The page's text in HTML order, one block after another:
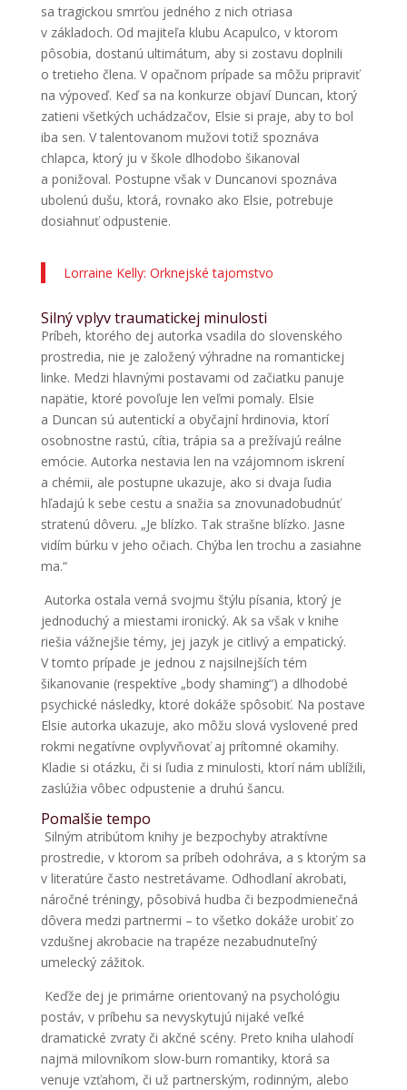
sa tragickou smrťou jedného z nich otriasa
v základoch. Od majiteľa klubu Acapulco, v ktorom
pôsobia, dostanú ultimátum, aby si zostavu doplnili
o tretieho člena. V opačnom prípade sa môžu pripraviť
na výpoveď. Keď sa na konkurze objaví Duncan, ktorý
zatieni všetkých uchádzačov, Elsie si praje, aby to bol
iba sen. V talentovanom mužovi totiž spoznáva
chlapca, ktorý ju v škole dlhodobo šikanoval
a ponižoval. Postupne však v Duncanovi spoznáva
ubolenú dušu, ktorá, rovnako ako Elsie, potrebuje
dosiahnuť odpustenie.
Lorraine Kelly: Orknejské tajomstvo
Silný vplyv traumatickej minulosti
Príbeh, ktorého dej autorka vsadila do slovenského
prostredia, nie je založený výhradne na romantickej
linke. Medzi hlavnými postavami od začiatku panuje
napätie, ktoré povoľuje len veľmi pomaly. Elsie
a Duncan sú autentickí a obyčajní hrdinovia, ktorí
osobnostne rastú, cítia, trápia sa a prežívajú reálne
emócie. Autorka nestavia len na vzájomnom iskrení
a chémii, ale postupne ukazuje, ako si dvaja ľudia
hľadajú k sebe cestu a snažia sa znovunadobudnúť
stratenú dôveru. „Je blízko. Tak strašne blízko. Jasne
vidím búrku v jeho očiach. Chýba len trochu a zasiahne
ma.“
Autorka ostala verná svojmu štýlu písania, ktorý je
jednoduchý a miestami ironický. Ak sa však v knihe
riešia vážnejšie témy, jej jazyk je citlivý a empatický.
V tomto prípade je jednou z najsilnejších tém
šikanovanie (respektíve „body shaming“) a dlhodobé
psychické následky, ktoré dokáže spôsobiť. Na postave
Elsie autorka ukazuje, ako môžu slová vyslovené pred
rokmi negatívne ovplyvňovať aj prítomné okamihy.
Kladie si otázku, či si ľudia z minulosti, ktorí nám ublížili,
zaslúžia vôbec odpustenie a druhú šancu.
Pomalšie tempo
Silným atribútom knihy je bezpochyby atraktívne
prostredie, v ktorom sa príbeh odohráva, a s ktorým sa
v literatúre často nestretávame. Odhodlaní akrobati,
náročné tréningy, pôsobivá hudba či bezpodmienečná
dôvera medzi partnermi – to všetko dokáže urobiť zo
vzdušnej akrobacie na trapéze nezabudnuteľný
umelecký zážitok.
Keďže dej je primárne orientovaný na psychológiu
postáv, v príbehu sa nevyskytujú nijaké veľké
dramatické zvraty či akčné scény. Preto kniha ulahodí
najmä milovníkom slow-burn romantiky, ktorá sa
venuje vzťahom, či už partnerským, rodinným, alebo